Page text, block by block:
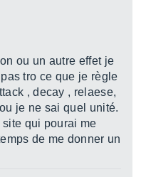
ou un autre effet je
tro ce que je règle
, decay , relaese,
je ne sai quel unité.
qui pourai me
de me donner un